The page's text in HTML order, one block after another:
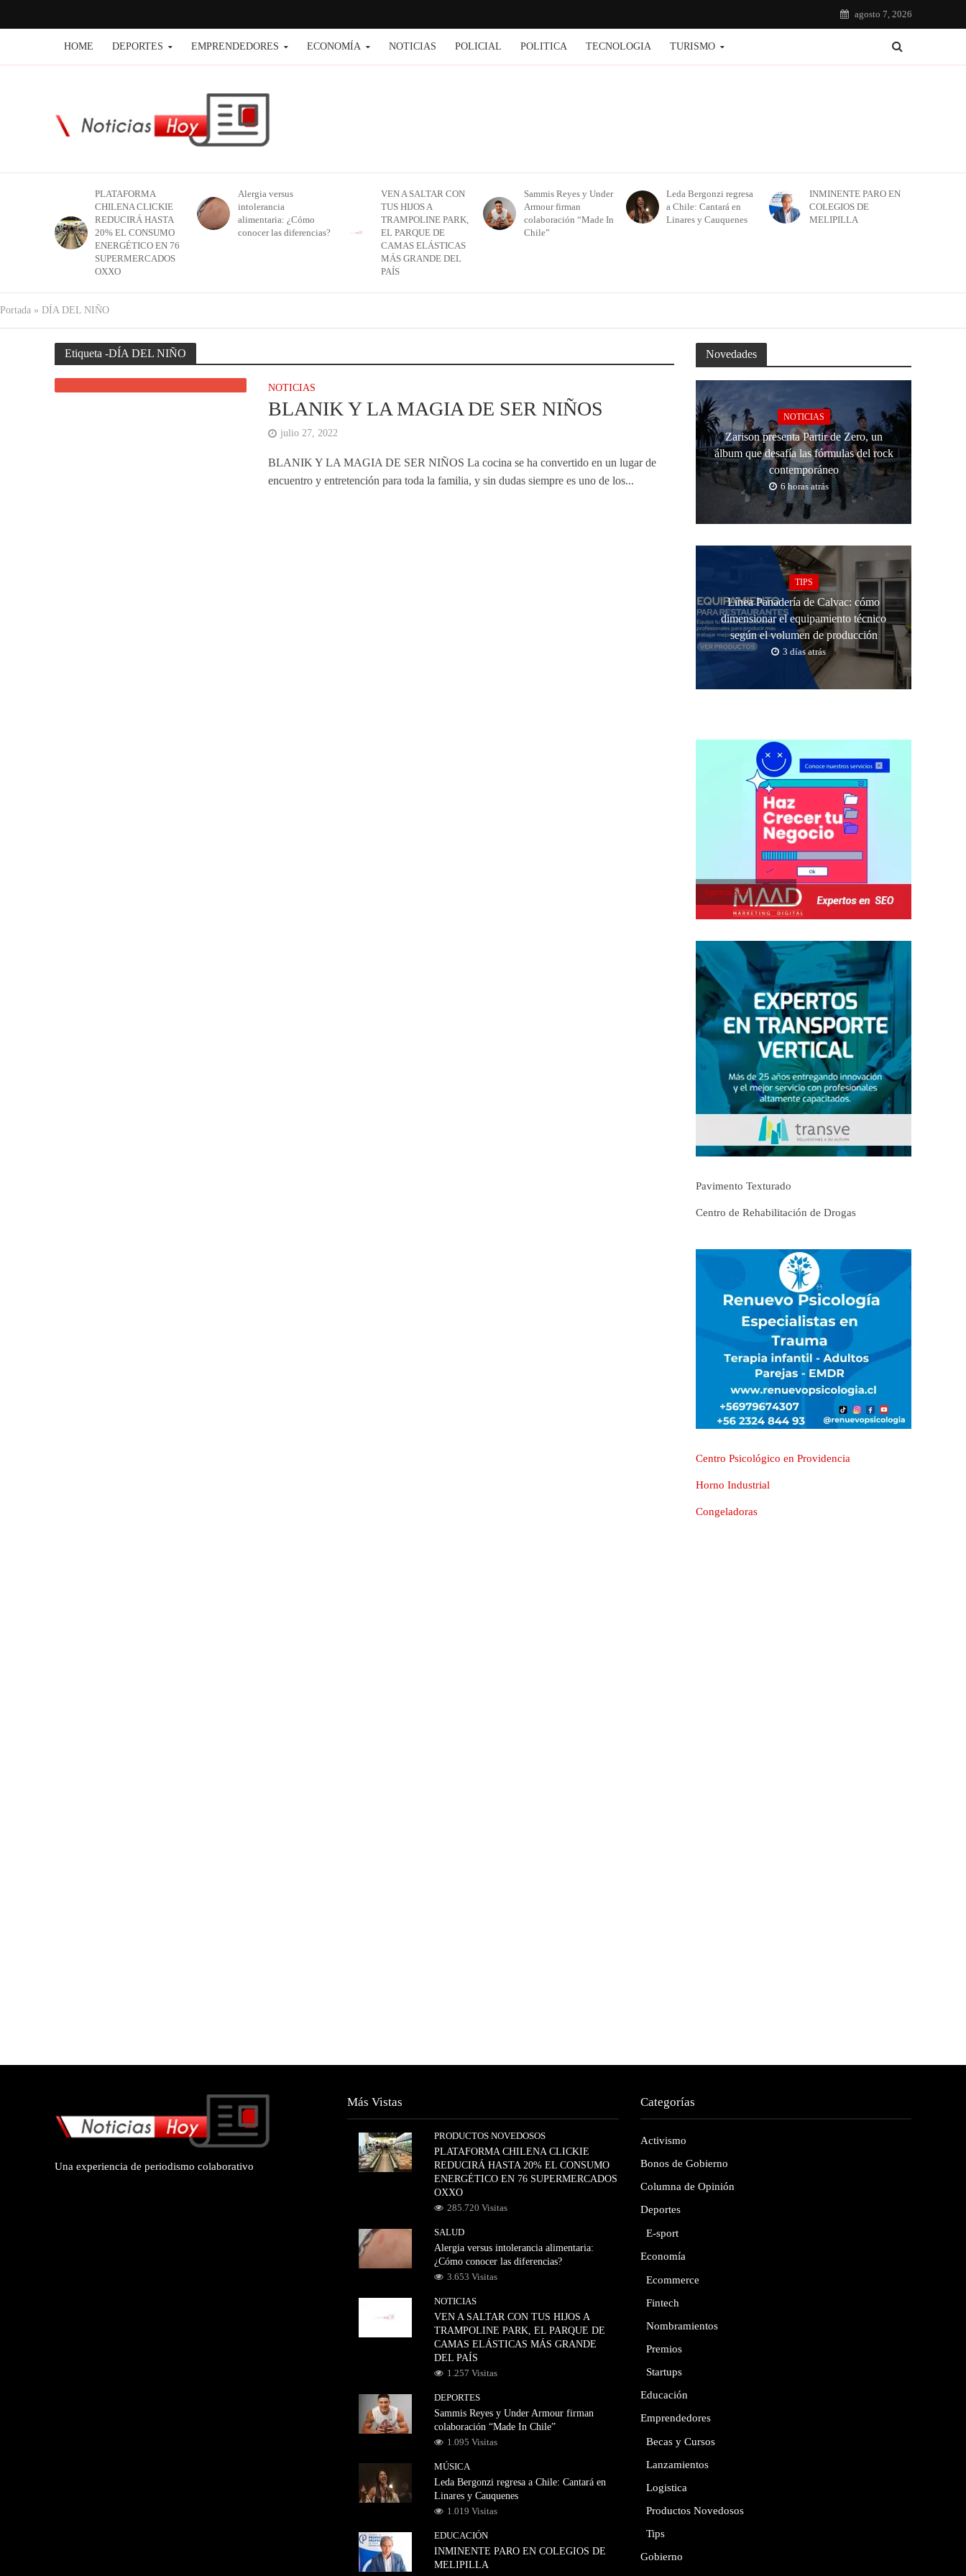
agosto 7, 2026
HOME DEPORTES EMPRENDEDORES ECONOMÍA NOTICIAS POLICIAL POLITICA TECNOLOGIA TURISMO
PLATAFORMA
CHILENA CLICKIE
REDUCIRÁ HASTA
20% EL CONSUMO
ENERGÉTICO EN 76
SUPERMERCADOS
OXXO
Alergia versus
intolerancia
alimentaria: ¿Cómo
conocer las diferencias?
VEN A SALTAR CON
TUS HIJOS A
TRAMPOLINE PARK,
EL PARQUE DE
CAMAS ELÁSTICAS
MÁS GRANDE DEL
PAÍS
Sammis Reyes y Under
Armour firman
colaboración “Made In
Chile”
Leda Bergonzi regresa
a Chile: Cantará en
Linares y Cauquenes
INMINENTE PARO EN
COLEGIOS DE
MELIPILLA
Portada » DÍA DEL NIÑO
Etiqueta -DÍA DEL NIÑO
NOTICIAS
BLANIK Y LA MAGIA DE SER NIÑOS
julio 27, 2022
BLANIK Y LA MAGIA DE SER NIÑOS La cocina se ha convertido en un lugar de
encuentro y entretención para toda la familia, y sin dudas siempre es uno de los...
Novedades
NOTICIAS
Zarison presenta Partir de Zero, un
álbum que desafía las fórmulas del rock
contemporáneo
6 horas atrás
TIPS
Línea Panadería de Calvac: cómo
dimensionar el equipamiento técnico
según el volumen de producción
3 días atrás
Agencia SEO
Pavimento Texturado
Centro de Rehabilitación de Drogas
Centro Psicológico en Providencia
Horno Industrial
Congeladoras
Una experiencia de periodismo colaborativo
Más Vistas
PRODUCTOS NOVEDOSOS
PLATAFORMA CHILENA CLICKIE
REDUCIRÁ HASTA 20% EL CONSUMO
ENERGÉTICO EN 76 SUPERMERCADOS
OXXO
285.720 Visitas
SALUD
Alergia versus intolerancia alimentaria:
¿Cómo conocer las diferencias?
3.653 Visitas
NOTICIAS
VEN A SALTAR CON TUS HIJOS A
TRAMPOLINE PARK, EL PARQUE DE
CAMAS ELÁSTICAS MÁS GRANDE
DEL PAÍS
1.257 Visitas
DEPORTES
Sammis Reyes y Under Armour firman
colaboración “Made In Chile”
1.095 Visitas
MÚSICA
Leda Bergonzi regresa a Chile: Cantará en
Linares y Cauquenes
1.019 Visitas
EDUCACIÓN
INMINENTE PARO EN COLEGIOS DE
MELIPILLA
Categorías
Activismo
Bonos de Gobierno
Columna de Opinión
Deportes
E-sport
Economía
Ecommerce
Fintech
Nombramientos
Premios
Startups
Educación
Emprendedores
Becas y Cursos
Lanzamientos
Logistica
Productos Novedosos
Tips
Gobierno